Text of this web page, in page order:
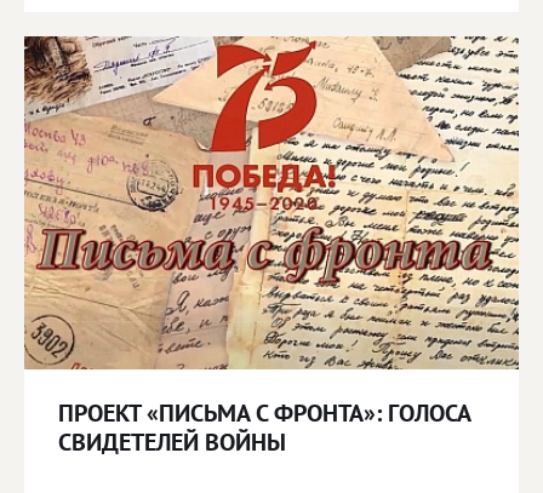
ПРОЕКТ «ПИСЬМА С ФРОНТА»: ГОЛОСА
СВИДЕТЕЛЕЙ ВОЙНЫ